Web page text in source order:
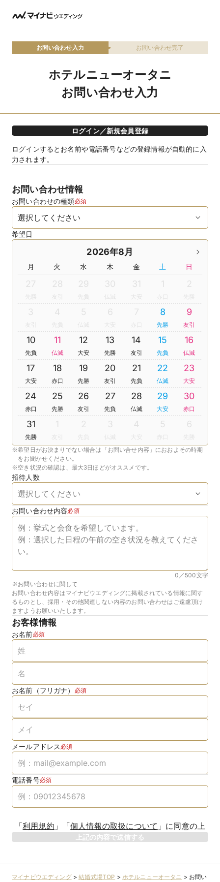
お問い合わせ入力 お問い合わせ完了
ホテルニューオータニ
お問い合わせ入力
ログイン／新規会員登録
ログインするとお名前や電話番号などの登録情報が自動的に入
力されます。
お問い合わせ情報
お問い合わせの種類必須
希望日
2026年8月
月 火 水 木 金 土 日
27 28
友引
29
先負
30
仏滅
31
大安
1 2
3
友引
4
先負
5
仏滅
6
大安
7 8
先勝
9
友引
10
先負
11
仏滅
12
大安
13
先勝
14
友引
15
先負
16
仏滅
17
大安
18
赤口
19
先勝
20
友引
21
先負
22
仏滅
23
大安
24
赤口
25
先勝
26
友引
27
先負
28
仏滅
29
大安
30
赤口
31
先勝
1
友引
2
先負
3
仏滅
4
大安
5 6
※希望日がお決まりでない場合は「お問い合せ内容」におおよその時期
をお聞かせください。
※空き状況の確認は、最大3日ほどがオススメです。
招待人数
お問い合わせ内容必須
0／500文字
※お問い合わせに関して
お問い合わせ内容はマイナビウエディングに掲載されている情報に関す
るものとし、採用・その他関連しない内容のお問い合わせはご遠慮頂け
ますようお願いいたします。
お客様情報
お名前必須
お名前（フリガナ） 必須
メールアドレス 必須
電話番号必須
「利用規約 」 「個人情報の取扱について 」 に同意の上
上記の内容で送信する
マイナビウエディング>結婚式場TOP > ホテルニューオータニ > お問い